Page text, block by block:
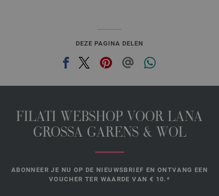
DEZE PAGINA DELEN
FILATI WEBSHOP VOOR LANA
GROSSA GARENS & WOL
ABONNEER JE NU OP DE NIEUWSBRIEF EN ONTVANG EEN
VOUCHER TER WAARDE VAN € 10.*